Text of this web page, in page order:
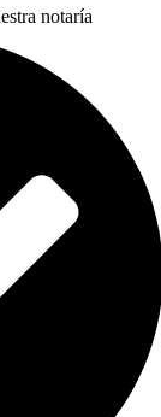
notaría